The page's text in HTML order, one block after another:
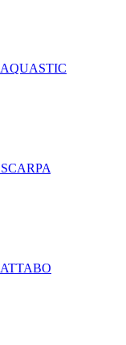
AQUASTIC
SCARPA
ATTABO